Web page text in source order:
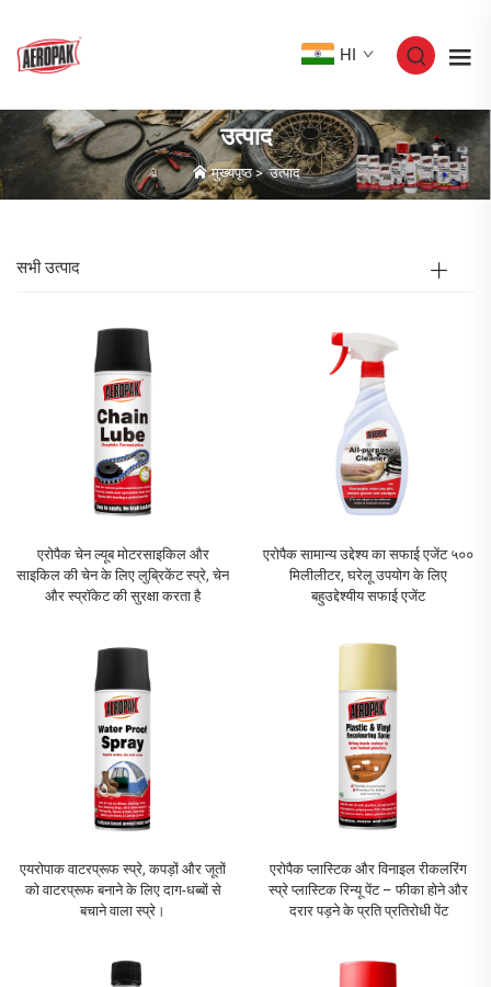
HI
उत्पाद
मुख्यपृष्ठ>उत्पाद
सभी उत्पाद
एरोपैक चेन ल्यूब मोटरसाइकिल और
साइकिल की चेन के लिए लुब्रिकेंट स्प्रे, चेन
और स्प्रॉकेट की सुरक्षा करता है
एरोपैक सामान्य उद्देश्य का सफाई एजेंट ५००
मिलीलीटर, घरेलू उपयोग के लिए
बहुउद्देश्यीय सफाई एजेंट
एयरोपाक वाटरप्रूफ स्प्रे, कपड़ों और जूतों
को वाटरप्रूफ बनाने के लिए दाग-धब्बों से
बचाने वाला स्प्रे।
एरोपैक प्लास्टिक और विनाइल रीकलरिंग
स्प्रे प्लास्टिक रिन्यू पेंट – फीका होने और
दरार पड़ने के प्रति प्रतिरोधी पेंट